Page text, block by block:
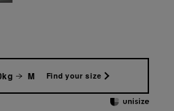
M Find your size